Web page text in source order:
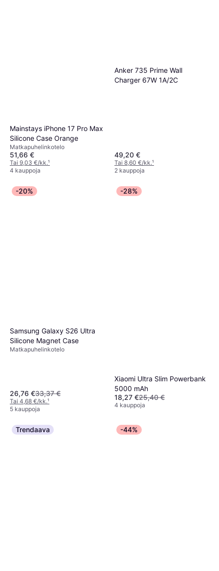
Mainstays iPhone 17 Pro Max
Silicone Case Orange
Matkapuhelinkotelo
51,66 €
Tai 9,03 €/kk.¹
4 kauppoja
Anker 735 Prime Wall
Charger 67W 1A/2C
49,20 €
Tai 8,60 €/kk.¹
2 kauppoja
-20%
Samsung Galaxy S26 Ultra
Silicone Magnet Case
Matkapuhelinkotelo
26,76 €33,37 €
Tai 4,68 €/kk.¹
5 kauppoja
-28%
Xiaomi Ultra Slim Powerbank
5000 mAh
18,27 €25,40 €
4 kauppoja
Trendaava -44%